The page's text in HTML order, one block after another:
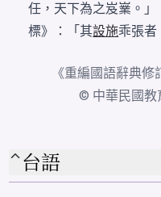
任，天下為之岌嶪。
標》：「其設施乖張者
《重編國語辭典修
© 中華民國教
台語